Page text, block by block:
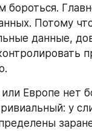
бороться.
Потому
данные,
Европе нет
у